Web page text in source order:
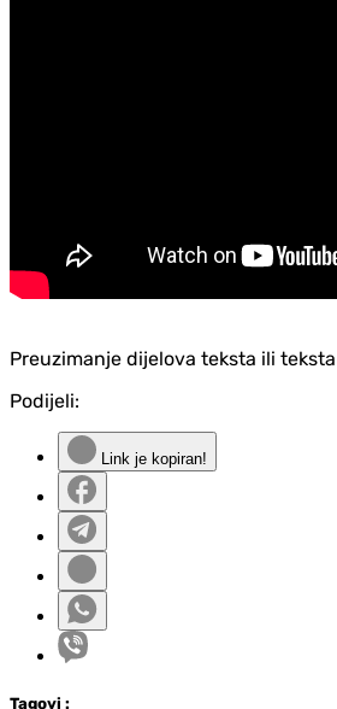
Preuzimanje dijelova teksta ili
Podijeli:
Link je kopiran!
Tagovi :